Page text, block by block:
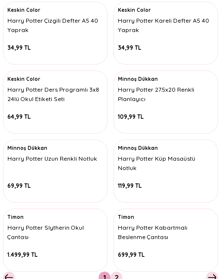
Keskin Color
Harry Potter Çizgili Defter A5 40
Yaprak
34,99 TL
Keskin Color
Harry Potter Kareli Defter A5 40
Yaprak
34,99 TL
Keskin Color
Harry Potter Ders Programlı 3x8
24lü Okul Etiketi Seti
64,99 TL
Minnoş Dükkan
Harry Potter 27.5x20 Renkli
Planlayıcı
109,99 TL
Minnoş Dükkan
Harry Potter Uzun Renkli Notluk
69,99 TL
Minnoş Dükkan
Harry Potter Küp Masaüstü
Notluk
119,99 TL
Timon
Harry Potter Slytherin Okul
Çantası
1.499,99 TL
Timon
Harry Potter Kabartmalı
Beslenme Çantası
699,99 TL